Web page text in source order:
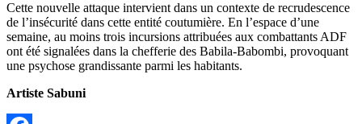
Cette nouvelle attaque intervient dans un contexte de recrudescence
de l’insécurité dans cette entité coutumière. En l’espace d’une
semaine, au moins trois incursions attribuées aux combattants ADF
ont été signalées dans la chefferie des Babila-Babombi, provoquant
une psychose grandissante parmi les habitants.
Artiste Sabuni